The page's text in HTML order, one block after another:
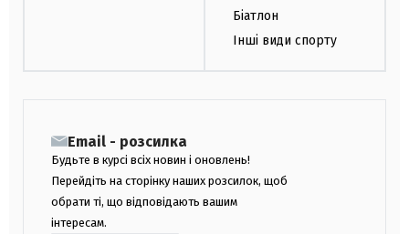
Біатлон
Інші види спорту
Email - розсилка
Будьте в курсі всіх новин і оновлень!
Перейдіть на сторінку наших розсилок, щоб
обрати ті, що відповідають вашим
інтересам.